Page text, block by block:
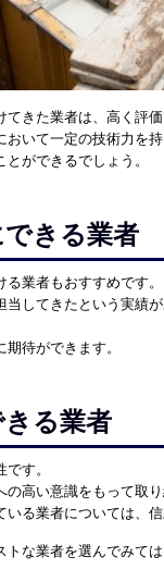
きた業者は、高く評価
いて一定の技術力を持
ができるでしょう。
きる業者
業者もおすすめです。
してきたという実績
待ができます。
る業者
す。
高い意識をもって取
る業者については、
な業者を選んでみて